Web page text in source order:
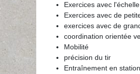
Exercices avec
Exercices avec de
exercices avec de
coordination orientée
Mobilité
précision du tir
Entraînement en station